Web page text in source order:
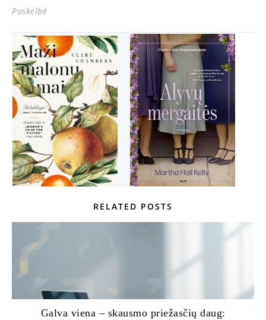
Paskelbė
RELATED POSTS
Galva viena – skausmo priežasčių daug: